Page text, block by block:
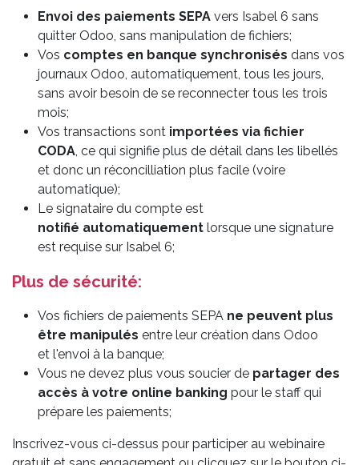
Envoi des paiements SEPA vers Isabel 6 sans
quitter Odoo, sans manipulation de fichiers;
Vos comptes en banque synchronisés dans vos
journaux Odoo, automatiquement, tous les jours,
sans avoir besoin de se reconnecter tous les trois
mois;
Vos transactions sont importées via fichier
CODA, ce qui signifie plus de détail dans les libellés
et donc un réconcilliation plus facile (voire
automatique);
Le signataire du compte est
notifié automatiquement lorsque une signature
est requise sur Isabel 6;
Plus de sécurité:
Vos fichiers de paiements SEPA ne peuvent plus
être manipulés entre leur création dans Odoo
et l'envoi à la banque;
Vous ne devez plus vous soucier de partager des
accès à votre online banking pour le staff qui
prépare les paiements;
Inscrivez-vous ci-dessus pour participer au webinaire